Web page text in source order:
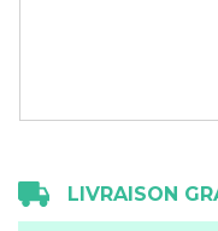
LIVRAISON